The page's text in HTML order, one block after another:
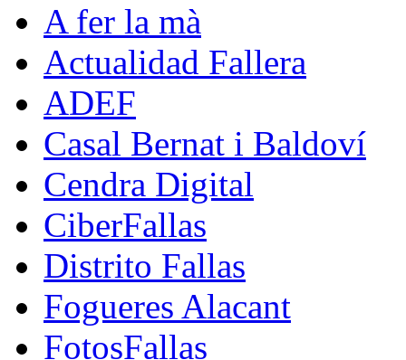
A fer la mà
Actualidad Fallera
ADEF
Casal Bernat i Baldoví
Cendra Digital
CiberFallas
Distrito Fallas
Fogueres Alacant
FotosFallas